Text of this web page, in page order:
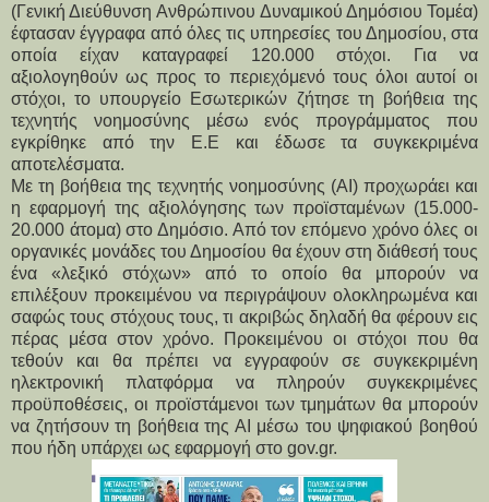
(Γενική Διεύθυνση Aνθρώπινου Δυναμικού Δημόσιου Τομέα)
έφτασαν έγγραφα από όλες τις υπηρεσίες του Δημοσίου, στα
οποία είχαν καταγραφεί 120.000 στόχοι. Για να
αξιολογηθούν ως προς το περιεχόμενό τους όλοι αυτοί οι
στόχοι, το υπουργείο Εσωτερικών ζήτησε τη βοήθεια της
τεχνητής νοημοσύνης μέσω ενός προγράμματος που
εγκρίθηκε από την Ε.Ε και έδωσε τα συγκεκριμένα
αποτελέσματα.
Με τη βοήθεια της τεχνητής νοημοσύνης (AI) προχωράει και
η εφαρμογή της αξιολόγησης των προϊσταμένων (15.000-
20.000 άτομα) στο Δημόσιο. Από τον επόμενο χρόνο όλες οι
οργανικές μονάδες του Δημοσίου θα έχουν στη διάθεσή τους
ένα «λεξικό στόχων» από το οποίο θα μπορούν να
επιλέξουν προκειμένου να περιγράψουν ολοκληρωμένα και
σαφώς τους στόχους τους, τι ακριβώς δηλαδή θα φέρουν εις
πέρας μέσα στον χρόνο. Προκειμένου οι στόχοι που θα
τεθούν και θα πρέπει να εγγραφούν σε συγκεκριμένη
ηλεκτρονική πλατφόρμα να πληρούν συγκεκριμένες
προϋποθέσεις, οι προϊστάμενοι των τμημάτων θα μπορούν
να ζητήσουν τη βοήθεια της ΑΙ μέσω του ψηφιακού βοηθού
που ήδη υπάρχει ως εφαρμογή στο gov.gr.